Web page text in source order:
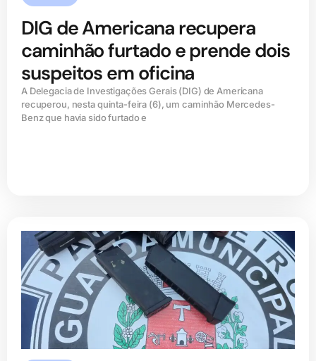
DIG de Americana recupera
caminhão furtado e prende dois
suspeitos em oficina
A Delegacia de Investigações Gerais (DIG) de Americana
recuperou, nesta quinta-feira (6), um caminhão Mercedes-
Benz que havia sido furtado e